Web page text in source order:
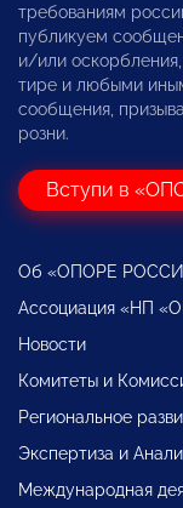
требованиям
публикуем
и/или
тире и любыми
сообщения,
розни.
Вступи в
Об «ОПОРЕ
Ассоциация «НП
Новости
Комитеты и
Региональное
Экспертиза и
Международная